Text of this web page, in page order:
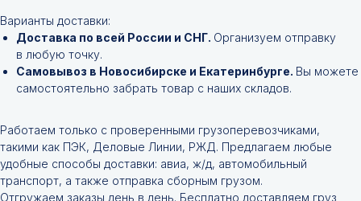
Варианты доставки:
Доставка по всей России и СНГ. Организуем отправку
в любую точку.
Самовывоз в Новосибирске и Екатеринбурге. Вы можете
самостоятельно забрать товар с наших складов.
Работаем только с проверенными грузоперевозчиками,
такими как ПЭК, Деловые Линии, РЖД. Предлагаем любые
удобные способы доставки: авиа, ж/д, автомобильный
транспорт, а также отправка сборным грузом.
Отгружаем заказы день в день. Бесплатно доставляем груз